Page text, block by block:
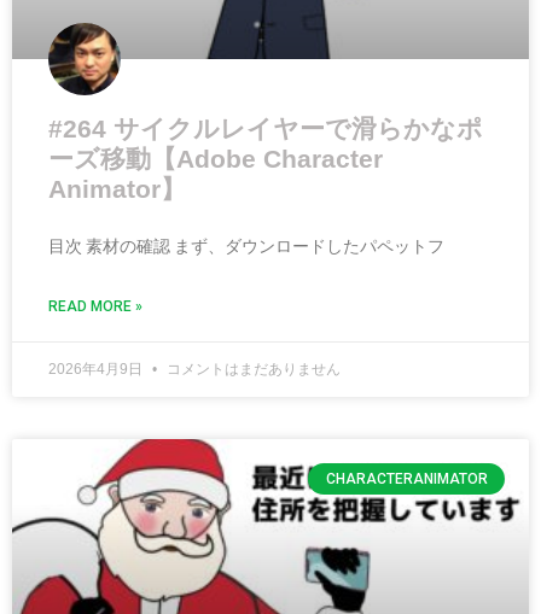
#264 サイクルレイヤーで滑らかなポ
ーズ移動【Adobe Character
Animator】
目次 素材の確認 まず、ダウンロードしたパペットフ
READ MORE »
2026年4月9日 コメントはまだありません
CHARACTERANIMATOR